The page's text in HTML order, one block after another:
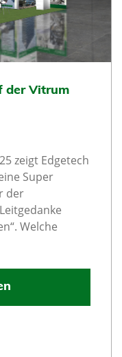
der Vitrum
zeigt Edgetech
Super
der
Welche